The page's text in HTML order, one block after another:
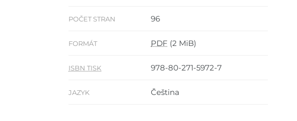
POČET STRAN 96
FORMÁT PDF (2 MiB)
ISBN TISK 978-80-271-5972-7
JAZYK Čeština